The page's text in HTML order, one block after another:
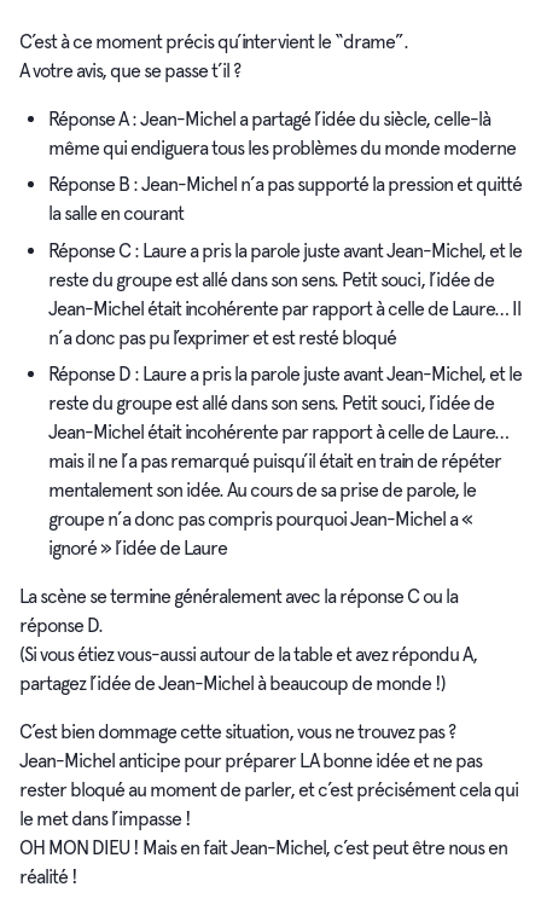
C’est à ce moment précis qu’intervient le “drame”.
A votre avis, que se passe t’il ?
Réponse A : Jean-Michel a partagé l’idée du siècle, celle-là
même qui endiguera tous les problèmes du monde moderne
Réponse B : Jean-Michel n’a pas supporté la pression et quitté
la salle en courant
Réponse C : Laure a pris la parole juste avant Jean-Michel, et le
reste du groupe est allé dans son sens. Petit souci, l’idée de
Jean-Michel était incohérente par rapport à celle de Laure… Il
n’a donc pas pu l’exprimer et est resté bloqué
Réponse D : Laure a pris la parole juste avant Jean-Michel, et le
reste du groupe est allé dans son sens. Petit souci, l’idée de
Jean-Michel était incohérente par rapport à celle de Laure…
mais il ne l’a pas remarqué puisqu’il était en train de répéter
mentalement son idée. Au cours de sa prise de parole, le
groupe n’a donc pas compris pourquoi Jean-Michel a «
ignoré » l’idée de Laure
La scène se termine généralement avec la réponse C ou la
réponse D.
(Si vous étiez vous-aussi autour de la table et avez répondu A,
partagez l’idée de Jean-Michel à beaucoup de monde !)
C’est bien dommage cette situation, vous ne trouvez pas ?
Jean-Michel anticipe pour préparer LA bonne idée et ne pas
rester bloqué au moment de parler, et c’est précisément cela qui
le met dans l’impasse !
OH MON DIEU ! Mais en fait Jean-Michel, c’est peut être nous en
réalité !